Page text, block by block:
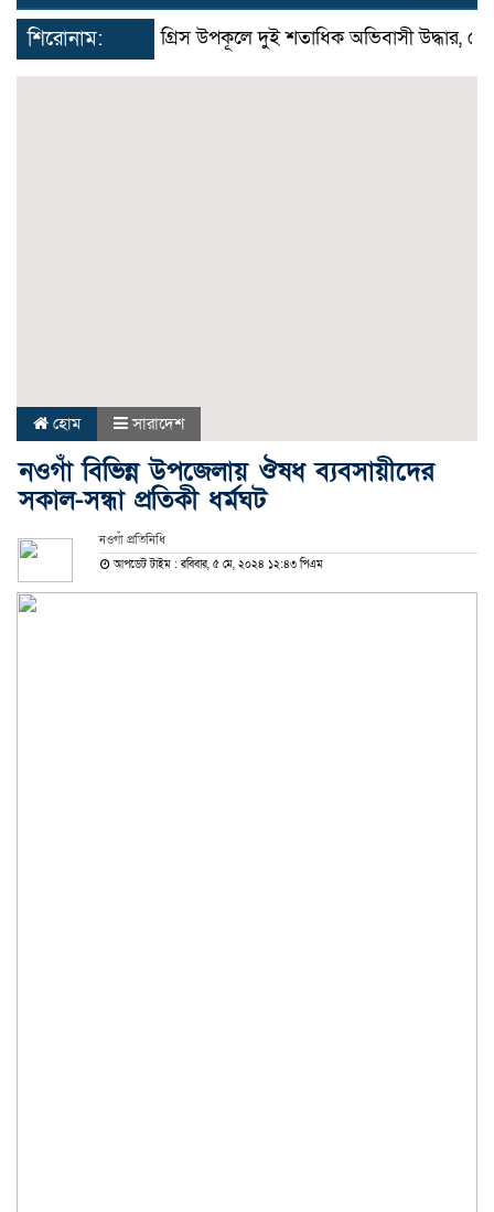
শিরোনাম: গ্রিস উপকূলে দুই শতাধিক অভিবাসী উদ্ধার, বেশির
হোম সারাদেশ
নওগাঁ বিভিন্ন উপজেলায় ঔষধ ব্যবসায়ীদের
সকাল-সন্ধা প্রতিকী ধর্মঘট
নওগাঁ প্রতিনিধি
আপডেট টাইম : রবিবার, ৫ মে, ২০২৪ ১২:৪৩ পিএম